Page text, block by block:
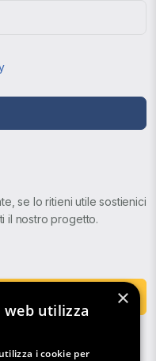
se lo ritieni utile sostienici
il nostro progetto.
×
utilizza
i cookie per